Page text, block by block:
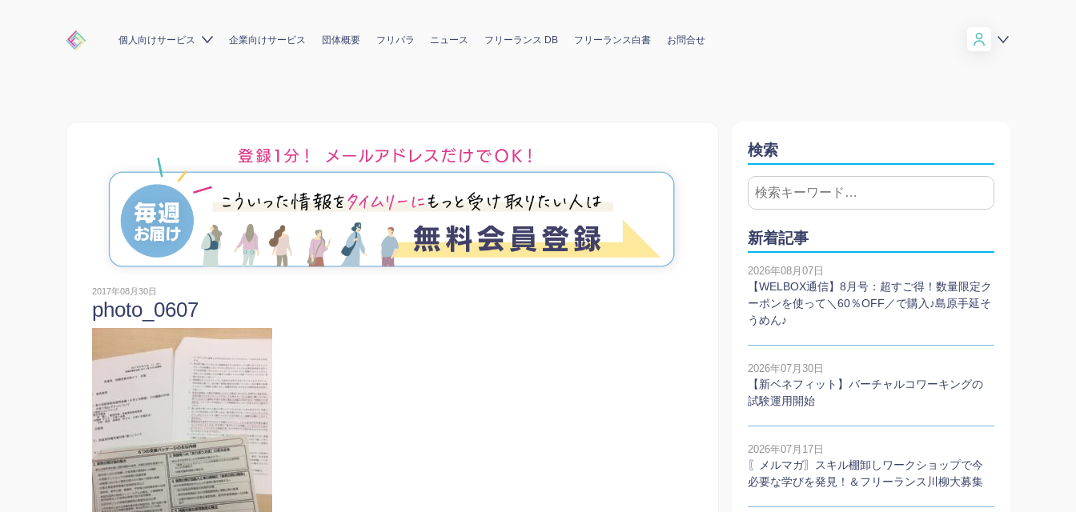
個人向けサービス 企業向けサービス 団体概要 フリパラ ニュース フリーランス DB フリーランス白書 お問合せ
2017年08月30日
photo_0607
検索
新着記事
2026年08月07日
【WELBOX通信】8月号：超すご得！数量限定ク
ーポンを使って＼60％OFF／で購入♪島原手延そ
うめん♪
2026年07月30日
【新ベネフィット】バーチャルコワーキングの
試験運用開始
2026年07月17日
〖メルマガ〗スキル棚卸しワークショップで今
必要な学びを発見！＆フリーランス川柳大募集